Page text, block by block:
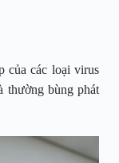
của các loại virus
thường bùng phát